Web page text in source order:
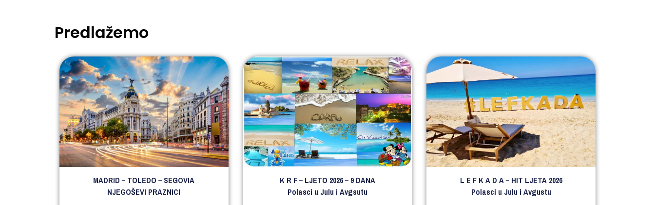
Predlažemo
MADRID – TOLEDO – SEGOVIA
NJEGOŠEVI PRAZNICI
K R F – LJETO 2026 – 9 DANA
Polasci u Julu i Avgsutu
L E F K A D A – HIT LJETA 2026
Polasci u Julu i Avgustu